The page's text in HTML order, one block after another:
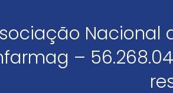
Nacional
–